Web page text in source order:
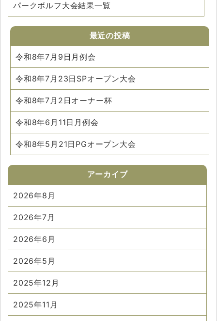
パークボルフ大会結果一覧
最近の投稿
令和8年7月9日月例会
令和8年7月23日SPオープン大会
令和8年7月2日オーナー杯
令和8年6月11日月例会
令和8年5月21日PGオープン大会
アーカイブ
2026年8月
2026年7月
2026年6月
2026年5月
2025年12月
2025年11月